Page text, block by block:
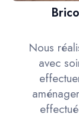
Nous
avec